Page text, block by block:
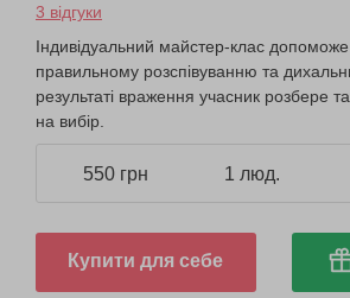
3 відгуки
Індивідуальний майстер-клас
правильному розспівуванню та
результаті враження учасник розбере
на вибір.
550 грн 1 люд.
Купити для себе